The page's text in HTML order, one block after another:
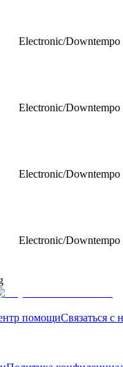
Electronic/Downtempo
Electronic/Downtempo
Electronic/Downtempo
Electronic/Downtempo
помощиСвязаться с